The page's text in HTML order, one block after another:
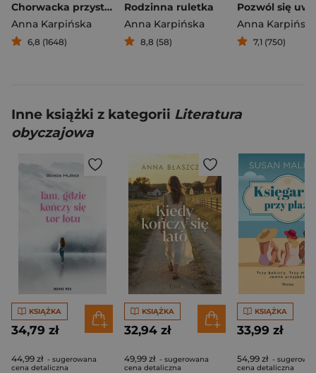
Chorwacka przystań
Anna Karpińska
6,8 (1648)
Rodzinna ruletka
Anna Karpińska
8,8 (58)
Pozwól się
Anna
7,1 (750)
Inne książki z kategorii Literatura
obyczajowa
KSIĄŻKA
34,79 zł
44,99 zł - sugerowana
cena detaliczna
KSIĄŻKA
32,94 zł
49,99 zł - sugerowana
cena detaliczna
KSIĄŻKA
33,99 zł
54,99 zł -
cena detaliczna